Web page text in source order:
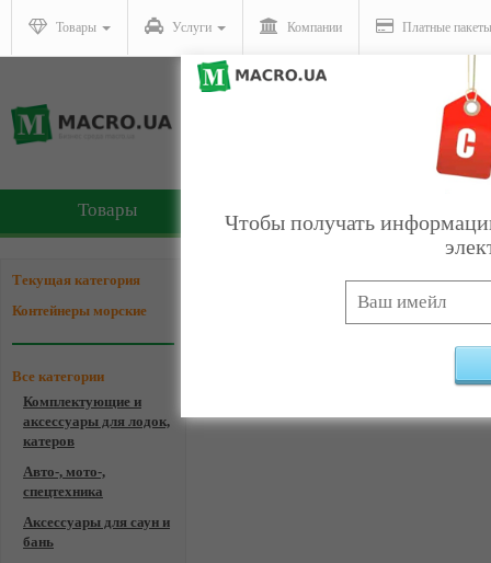
Товары Услуги Компании Платные пакеты
Товары
Текущая категория
Контейнеры морские
Все категории
Комплектующие и
аксессуары для лодок,
катеров
Авто-, мото-,
спецтехника
Аксессуары для саун и
бань
Компании -
Чтобы получать